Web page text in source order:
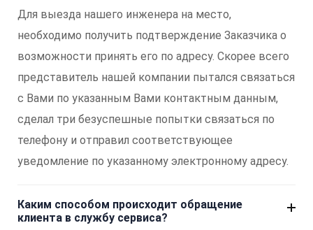
Для выезда нашего инженера на место,
необходимо получить подтверждение Заказчика о
возможности принять его по адресу. Скорее всего
представитель нашей компании пытался связаться
с Вами по указанным Вами контактным данным,
сделал три безуспешные попытки связаться по
телефону и отправил соответствующее
уведомление по указанному электронному адресу.
Каким способом происходит обращение
клиента в службу сервиса?